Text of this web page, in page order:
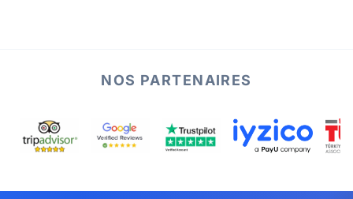
NOS PARTENAIRES